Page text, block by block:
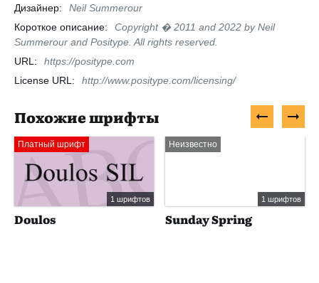
Дизайнер:
Neil Summerour
Короткое описание:
Copyright � 2011 and 2022 by Neil
Summerour and Positype. All rights reserved.
URL:
https://positype.com
License URL:
http://www.positype.com/licensing/
Похожие шрифты
Платный шрифт
1 шрифтов
Doulos
Неизвестно
1 шрифтов
Sunday Spring